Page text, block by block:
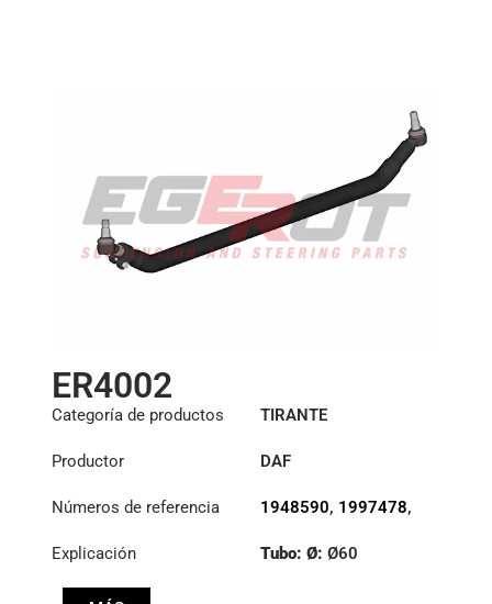
ER4002
Categoría de productos TIRANTE
Productor DAF
Números de referencia 1948590, 1997478,
Explicación
Tubo: Ø: Ø60